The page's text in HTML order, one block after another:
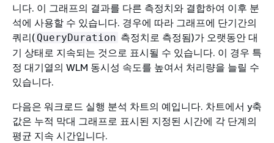
니다. 이 그래프의 결과를 다른 측정치와 결합하여 이후 분
석에 사용할 수 있습니다. 경우에 따라 그래프에 단기간의
쿼리( QueryDuration 측정치로 측정됨)가 오랫동안 대
기 상태로 지속되는 것으로 표시될 수 있습니다. 이 경우 특
정 대기열의 WLM 동시성 속도를 높여서 처리량을 늘릴 수
있습니다.
다음은 워크로드 실행 분석 차트의 예입니다. 차트에서 y축
값은 누적 막대 그래프로 표시된 지정된 시간에 각 단계의
평균 지속 시간입니다.